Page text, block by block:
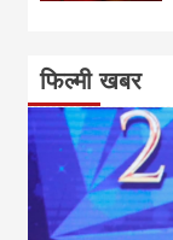
फिल्मी खबर